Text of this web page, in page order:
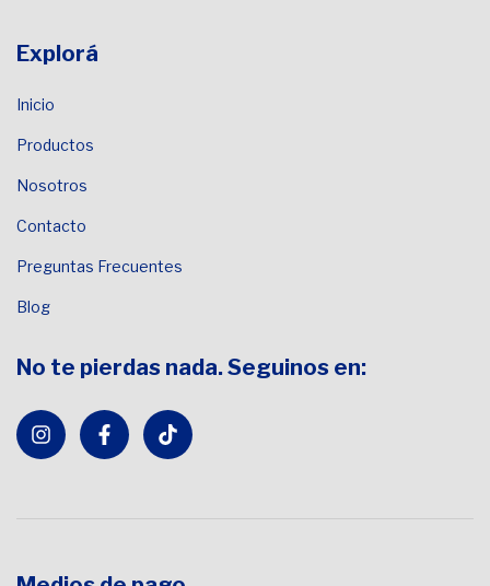
Explorá
Inicio
Productos
Nosotros
Contacto
Preguntas Frecuentes
Blog
No te pierdas nada. Seguinos en: